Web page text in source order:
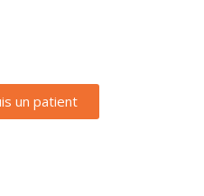
un patient